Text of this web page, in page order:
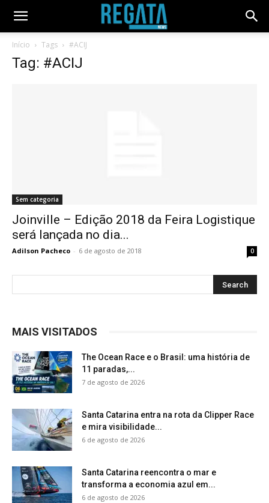
Início Tags #ACIJ
Tag: #ACIJ
Sem categoria
Joinville – Edição 2018 da Feira Logistique
será lançada no dia...
Adilson Pacheco - 6 de agosto de 2018 0
MAIS VISITADOS
The Ocean Race e o Brasil: uma história de
11 paradas,...
7 de agosto de 2026
Santa Catarina entra na rota da Clipper Race
e mira visibilidade...
6 de agosto de 2026
Santa Catarina reencontra o mar e
transforma a economia azul em...
6 de agosto de 2026